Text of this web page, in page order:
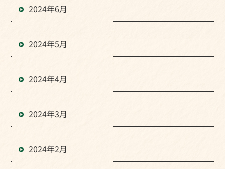
2024年6月
2024年5月
2024年4月
2024年3月
2024年2月